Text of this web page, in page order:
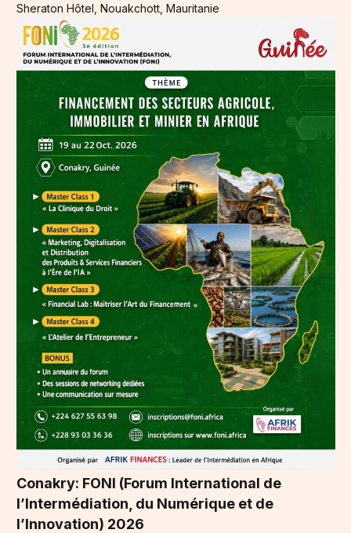
Sheraton Hôtel, Nouakchott, Mauritanie
Conakry: FONI (Forum International de
l’Intermédiation, du Numérique et de
l’Innovation) 2026